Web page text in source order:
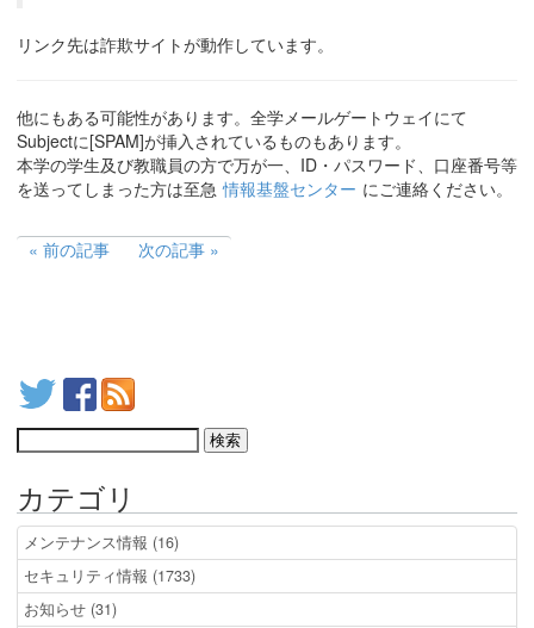
リンク先は詐欺サイトが動作しています。
他にもある可能性があります。全学メールゲートウェイにて
Subjectに[SPAM]が挿入されているものもあります。
本学の学生及び教職員の方で万が一、ID・パスワード、口座番号等
を送ってしまった方は至急 情報基盤センター にご連絡ください。
前の記事 次の記事
カテゴリ
メンテナンス情報 (16)
セキュリティ情報 (1733)
お知らせ (31)